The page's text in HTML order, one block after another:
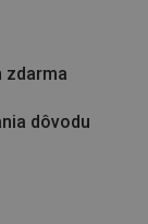
zdarma
dôvodu